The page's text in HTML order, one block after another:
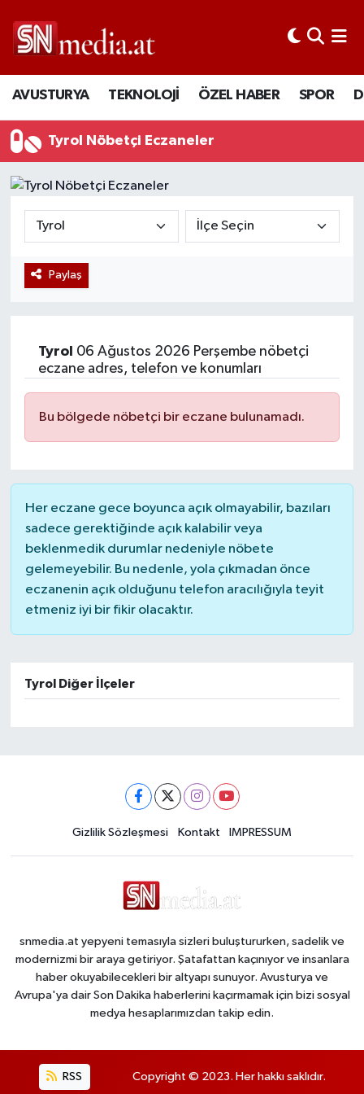
AVUSTURYA TEKNOLOJİ ÖZEL HABER SPOR
Tyrol Nöbetçi Eczaneler
Paylaş
Tyrol 06 Ağustos 2026 Perşembe nöbetçi
eczane adres, telefon ve konumları
Bu bölgede nöbetçi bir eczane bulunamadı.
Her eczane gece boyunca açık olmayabilir, bazıları
sadece gerektiğinde açık kalabilir veya
beklenmedik durumlar nedeniyle nöbete
gelemeyebilir. Bu nedenle, yola çıkmadan önce
eczanenin açık olduğunu telefon aracılığıyla teyit
etmeniz iyi bir fikir olacaktır.
Tyrol Diğer İlçeler
Gizlilik Sözleşmesi Kontakt IMPRESSUM
snmedia.at yepyeni temasıyla sizleri buluştururken, sadelik ve
modernizmi bir araya getiriyor. Şatafattan kaçınıyor ve insanlara
haber okuyabilecekleri bir altyapı sunuyor. Avusturya ve
Avrupa'ya dair Son Dakika haberlerini kaçırmamak için bizi sosyal
medya hesaplarımızdan takip edin.
RSS Copyright © 2023. Her hakkı saklıdır.